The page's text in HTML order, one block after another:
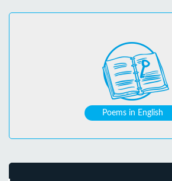
Poems in English